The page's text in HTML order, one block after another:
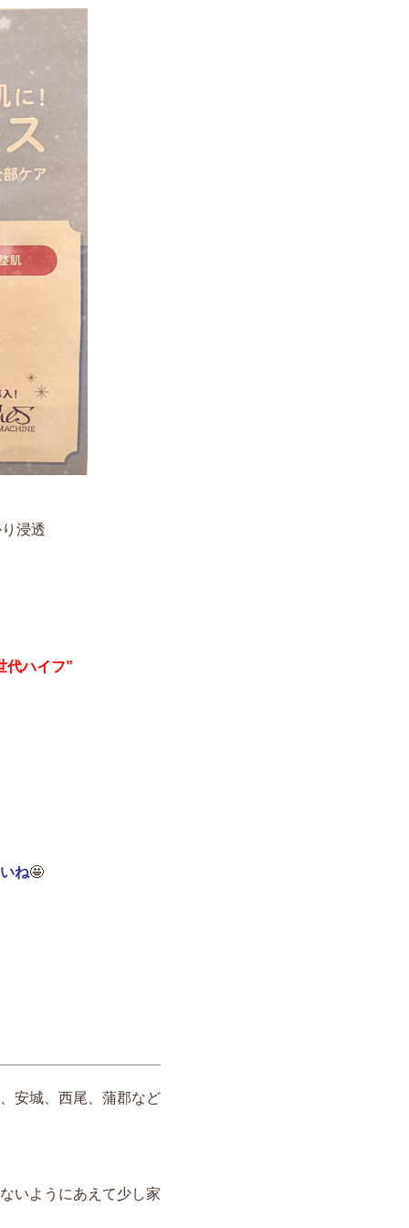
浸透
代ハイフ”
ね🤩
安城、西尾、蒲郡など
いようにあえて少し家